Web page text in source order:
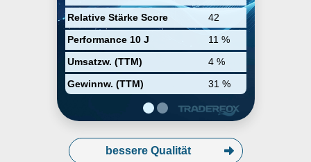
Relative Stärke Score
42
Performance 10 J
11 %
Umsatzw. (TTM)
4 %
Gewinnw. (TTM)
31 %
sowie einem internationalen
Vertriebsnetzwerk ist Sartorius
Stedim Biotech international tätig.
bessere Qualität